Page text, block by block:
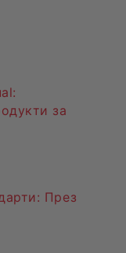
за
: През